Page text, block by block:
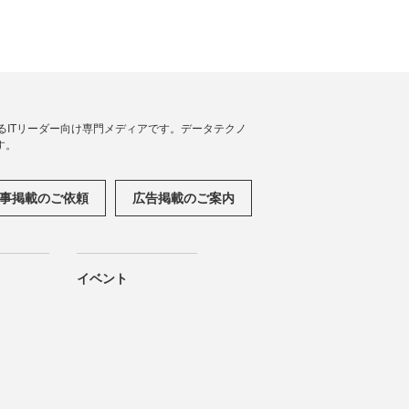
リーダー向け専門メディアです。データテクノ
掲載のご依頼 広告掲載のご案内
イベント